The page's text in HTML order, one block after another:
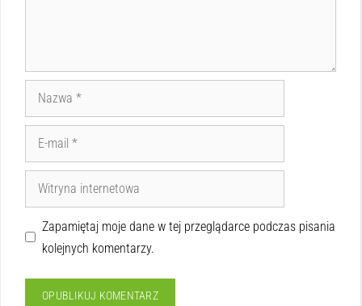
Zapamiętaj moje dane w tej przeglądarce podczas pisania
kolejnych komentarzy.